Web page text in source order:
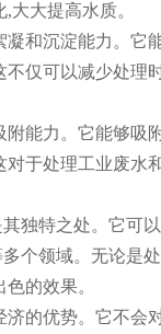
大大提高水质。
和沉淀能力。它
仅可以减少处理
能力。它能够吸
于处理工业废水
独特之处。它可
个领域。无论是
的效果。
的优势。它不会